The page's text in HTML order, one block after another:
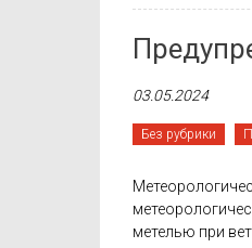
03.05.2024
Без рубрики
метелью при